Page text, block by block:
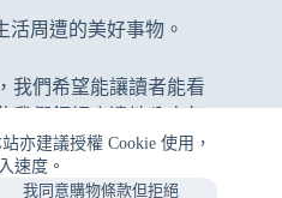
站亦建議授權 Cookie 使用，
速度。
我同意購物條款但拒絕
活周遭的美好事物。
我們希望能讓讀者能看
/評測文，寗可好物堅決
公正、無愧良心的評